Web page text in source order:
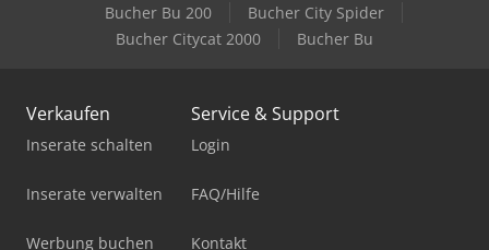
Bucher Bu 200
Bucher City Spider
Bucher Citycat 2000
Bucher Bu
Verkaufen
Inserate schalten
Inserate verwalten
Werbung buchen
Service & Support
Login
FAQ/Hilfe
Kontakt